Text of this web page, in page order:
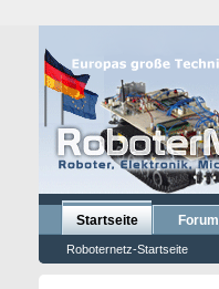
Startseite
Roboternetz-Startseite
Forum